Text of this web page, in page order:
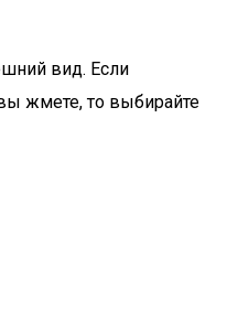
вид. Если
жмете, то выбирайте